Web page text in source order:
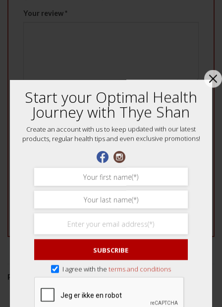
Your review*
Name*
PRODUCTS RELATED TO THIS ITEM
Start your Optimal Health
Journey with Thye Shan
Create an account with us to keep updated with our latest
products, regular health tips and even exclusive promotions!
SUBSCRIBE
I agree with the terms and conditions